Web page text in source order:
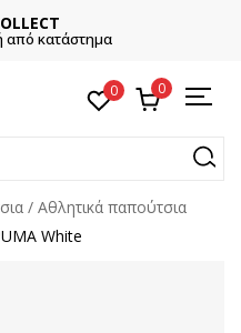
κατάστημα
0 0
Αθλητικά παπούτσια
White